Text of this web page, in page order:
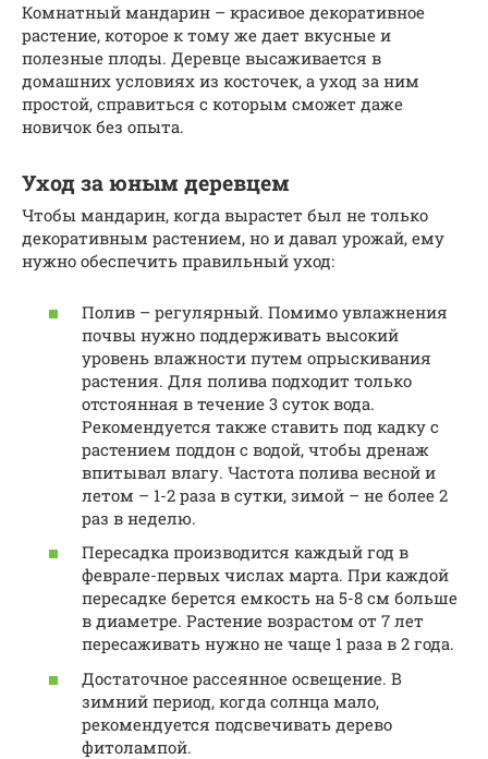
Комнатный мандарин – красивое декоративное
растение, которое к тому же дает вкусные и
полезные плоды. Деревце высаживается в
домашних условиях из косточек, а уход за ним
простой, справиться с которым сможет даже
новичок без опыта.
Уход за юным деревцем
Чтобы мандарин, когда вырастет был не только
декоративным растением, но и давал урожай, ему
нужно обеспечить правильный уход:
Полив – регулярный. Помимо увлажнения
почвы нужно поддерживать высокий
уровень влажности путем опрыскивания
растения. Для полива подходит только
отстоянная в течение 3 суток вода.
Рекомендуется также ставить под кадку с
растением поддон с водой, чтобы дренаж
впитывал влагу. Частота полива весной и
летом – 1-2 раза в сутки, зимой – не более 2
раз в неделю.
Пересадка производится каждый год в
феврале-первых числах марта. При каждой
пересадке берется емкость на 5-8 см больше
в диаметре. Растение возрастом от 7 лет
пересаживать нужно не чаще 1 раза в 2 года.
Достаточное рассеянное освещение. В
зимний период, когда солнца мало,
рекомендуется подсвечивать дерево
фитолампой.